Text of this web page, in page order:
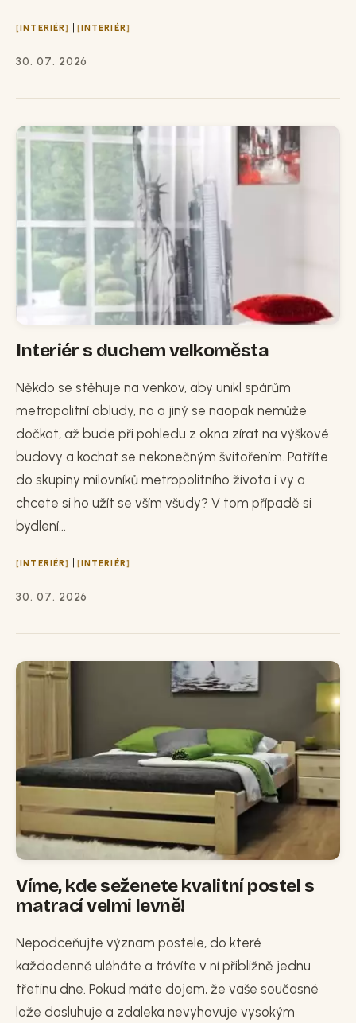
INTERIÉR | INTERIÉR
30. 07. 2026
Interiér s duchem velkoměsta
Někdo se stěhuje na venkov, aby unikl spárům
metropolitní obludy, no a jiný se naopak nemůže
dočkat, až bude při pohledu z okna zírat na výškové
budovy a kochat se nekonečným švitořením. Patříte
do skupiny milovníků metropolitního života i vy a
chcete si ho užít se vším všudy? V tom případě si
bydlení...
INTERIÉR | INTERIÉR
30. 07. 2026
Víme, kde seženete kvalitní postel s
matrací velmi levně!
Nepodceňujte význam postele, do které
každodenně uléháte a trávíte v ní přibližně jednu
třetinu dne. Pokud máte dojem, že vaše současné
lože dosluhuje a zdaleka nevyhovuje vysokým